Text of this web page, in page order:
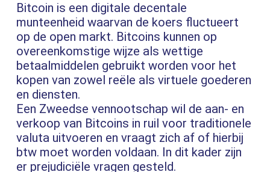
Bitcoin is een digitale decentale
munteenheid waarvan de koers fluctueert
op de open markt. Bitcoins kunnen op
overeenkomstige wijze als wettige
betaalmiddelen gebruikt worden voor het
kopen van zowel reële als virtuele goederen
en diensten.
Een Zweedse vennootschap wil de aan- en
verkoop van Bitcoins in ruil voor traditionele
valuta uitvoeren en vraagt zich af of hierbij
btw moet worden voldaan. In dit kader zijn
er prejudiciële vragen gesteld.